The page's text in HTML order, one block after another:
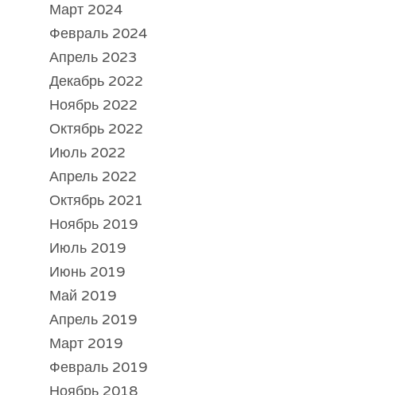
Март 2024
Февраль 2024
Апрель 2023
Декабрь 2022
Ноябрь 2022
Октябрь 2022
Июль 2022
Апрель 2022
Октябрь 2021
Ноябрь 2019
Июль 2019
Июнь 2019
Май 2019
Апрель 2019
Март 2019
Февраль 2019
Ноябрь 2018